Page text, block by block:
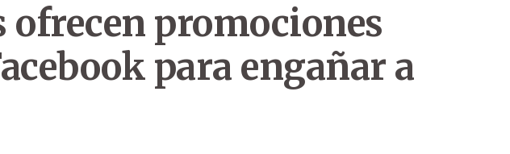
ofrecen promociones
para engañar a